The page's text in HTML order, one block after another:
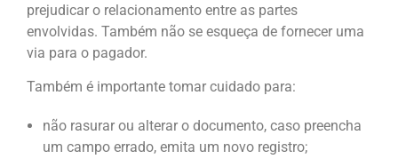
prejudicar o relacionamento entre as partes
envolvidas. Também não se esqueça de fornecer uma
via para o pagador.
Também é importante tomar cuidado para:
não rasurar ou alterar o documento, caso preencha
um campo errado, emita um novo registro;